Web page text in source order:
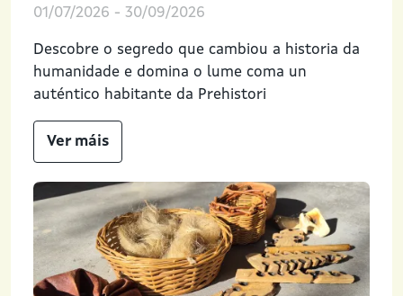
01/07/2026 - 30/09/2026
Descobre o segredo que cambiou a historia da
humanidade e domina o lume coma un
auténtico habitante da Prehistori
Ver máis